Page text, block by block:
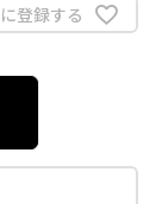
登録する